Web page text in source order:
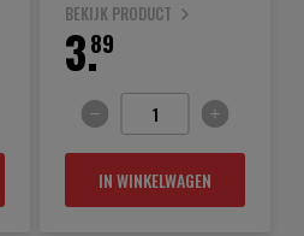
BEKIJK PRODUCT
89
3.
IN WINKELWAGEN